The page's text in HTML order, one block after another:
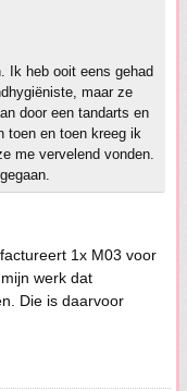
Ik heb ooit eens gehad
maar ze
door een tandarts en
toen en toen kreeg ik
me vervelend vonden.
1x M03 voor
werk dat
Die is daarvoor